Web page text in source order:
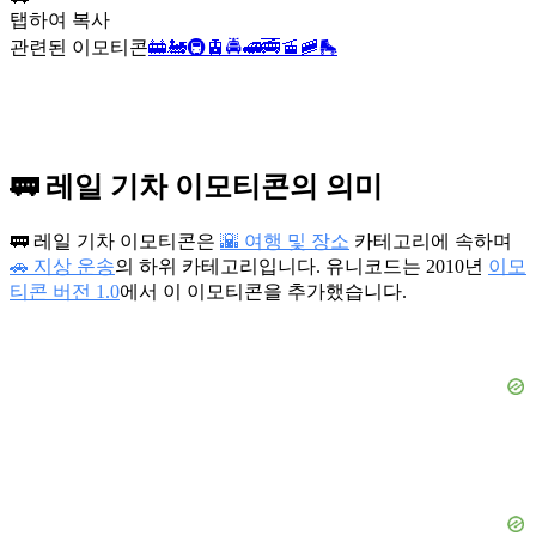
탭하여 복사
관련된 이모티콘🚋🚂🚇🚊 🚔🚅🚎🚡 🚞🛼
🚃 레일 기차 이모티콘의 의미
🚃 레일 기차 이모티콘은 🌇 여행 및 장소 카테고리에 속하며
🚗 지상 운송의 하위 카테고리입니다. 유니코드는 2010년 이모
티콘 버전 1.0에서 이 이모티콘을 추가했습니다.